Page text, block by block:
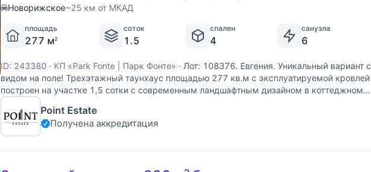
Новорижское~25 км от МКАД
площадь
277 м2
соток
1.5
спален
4
санузла
6
ID: 243380 · КП «Park Fonte | Парк Фонте» · Лот: 108376. Евгения. Уникальный вариант с
видом на поле! Трехэтажный таунхаус площадью 277 кв.м с эксплуатируемой кровлей
построен на участке 1,5 сотки с современным ландшафтным дизайном в коттеджном
поселке премиум-класса "Парк Фонте". Выполнен
Point Estate
Получена аккредитация